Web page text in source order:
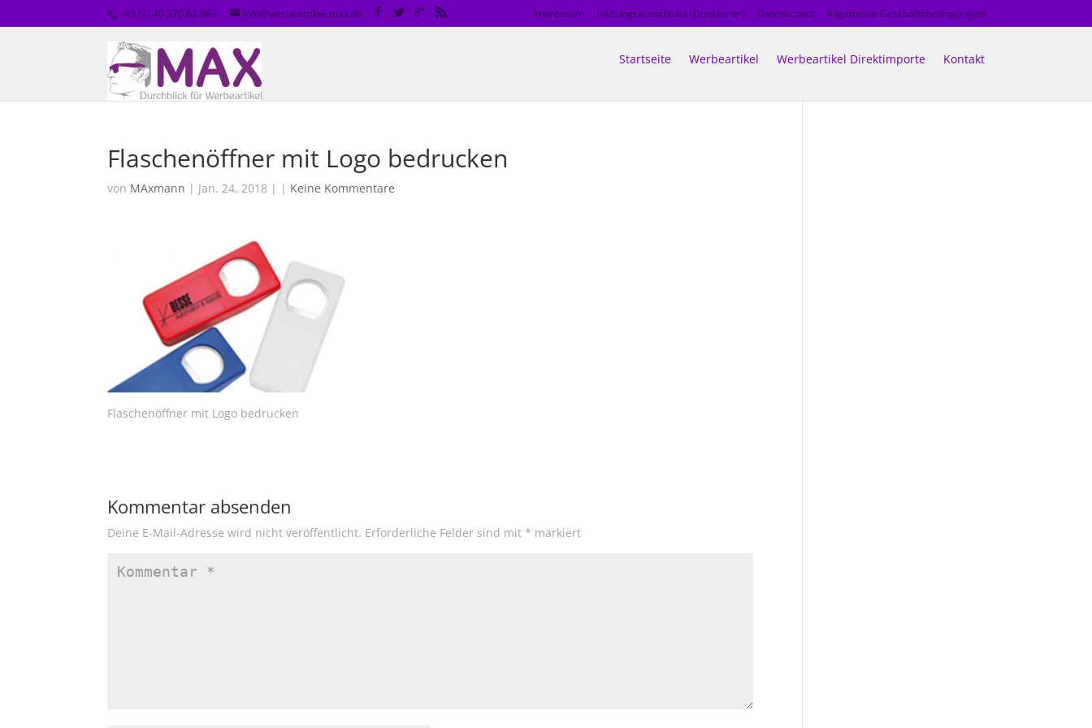
+49 (0) 40 370 82 863 info@werbeartikel-max.de Impressum Haftungsausschluss (Disclaimer) Datenschutz Allgemeine Geschäftsbedingungen
Startseite Werbeartikel Werbeartikel Direktimporte Kontakt
Flaschenöffner mit Logo bedrucken
von MAxmann | Jan. 24, 2018 | | Keine Kommentare
Flaschenöffner mit Logo bedrucken
Kommentar absenden
Deine E-Mail-Adresse wird nicht veröffentlicht. Erforderliche Felder sind mit * markiert